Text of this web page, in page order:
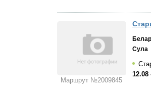
Маршрут №2009845
Сула
12.08